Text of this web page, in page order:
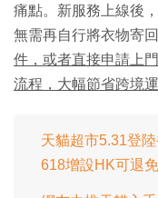
痛點。新服務上線後
無需再自行將衣物寄回
件，或者直接申請上
流程，大幅節省跨境
天貓超市5.31登
618增設HK可退